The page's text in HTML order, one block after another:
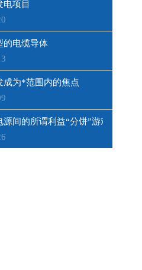
电项目
的电缆导体
成为*范围内的焦点
间的所谓利益“分饼”游戏